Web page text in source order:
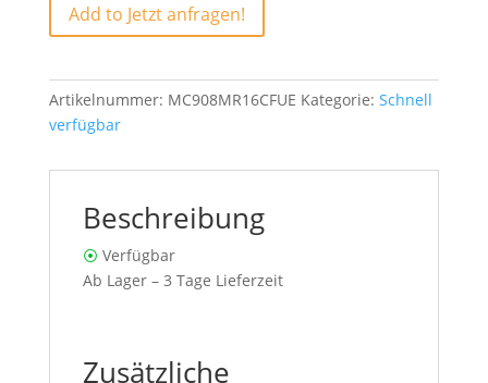
Add to Jetzt anfragen!
Artikelnummer: MC908MR16CFUE Kategorie: Schnell
verfügbar
Beschreibung
⦿ Verfügbar
Ab Lager – 3 Tage Lieferzeit
Zusätzliche